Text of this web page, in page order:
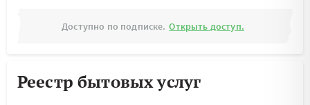
Доступно по подписке. Открыть доступ.
Реестр бытовых услуг